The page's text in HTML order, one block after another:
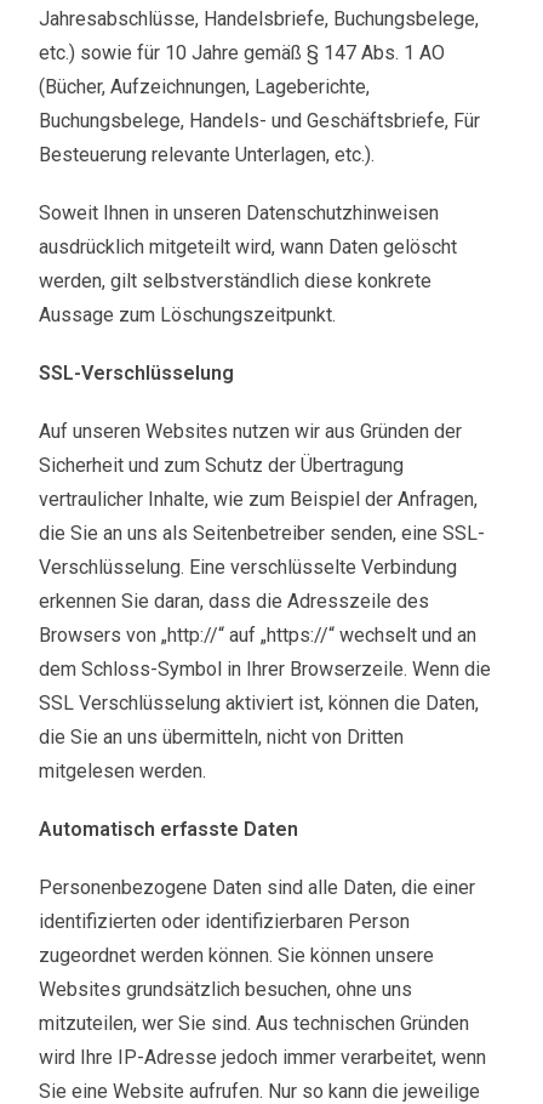
Jahresabschlüsse, Handelsbriefe, Buchungsbelege,
etc.) sowie für 10 Jahre gemäß § 147 Abs. 1 AO
(Bücher, Aufzeichnungen, Lageberichte,
Buchungsbelege, Handels- und Geschäftsbriefe, Für
Besteuerung relevante Unterlagen, etc.).
Soweit Ihnen in unseren Datenschutzhinweisen
ausdrücklich mitgeteilt wird, wann Daten gelöscht
werden, gilt selbstverständlich diese konkrete
Aussage zum Löschungszeitpunkt.
SSL-Verschlüsselung
Auf unseren Websites nutzen wir aus Gründen der
Sicherheit und zum Schutz der Übertragung
vertraulicher Inhalte, wie zum Beispiel der Anfragen,
die Sie an uns als Seitenbetreiber senden, eine SSL-
Verschlüsselung. Eine verschlüsselte Verbindung
erkennen Sie daran, dass die Adresszeile des
Browsers von „http://“ auf „https://“ wechselt und an
dem Schloss-Symbol in Ihrer Browserzeile. Wenn die
SSL Verschlüsselung aktiviert ist, können die Daten,
die Sie an uns übermitteln, nicht von Dritten
mitgelesen werden.
Automatisch erfasste Daten
Personenbezogene Daten sind alle Daten, die einer
identifizierten oder identifizierbaren Person
zugeordnet werden können. Sie können unsere
Websites grundsätzlich besuchen, ohne uns
mitzuteilen, wer Sie sind. Aus technischen Gründen
wird Ihre IP-Adresse jedoch immer verarbeitet, wenn
Sie eine Website aufrufen. Nur so kann die jeweilige